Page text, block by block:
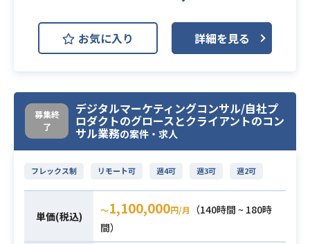
業務内容
【案件概要】
自社開発の新規プロジェクトの立ち
基本設計から開発に至るまでを一気
通貫して業務を行っていただきま
す。
インフラエンジニアとのコミュニケ
ーションも発生するので、
クラウドインフラの構築経験がある
ととてもマッチします。
・TypeScript/Node.jsでの開発経験
お気に入り 詳細を見る
募集終
了
デジタルマーケティングコンサル/自社プ
ロダクトのグロースとクライアントのコン
サル業務の案件・求人
フレックス制 リモート可 週4可 週3可 週2可
単価(税込) 〜1,100,000円/月
（140時間 ~ 180時
間）